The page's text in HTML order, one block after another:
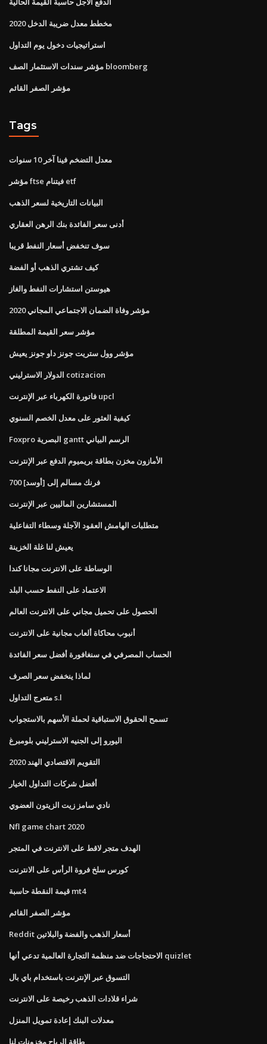
مخطط معدل ضريبة الدخل 2020
استراتيجيات دخول يوم التداول
مؤشر سندات الاستثمار الصف bloomberg
مؤشر الصفر القائم
Tags
معدل التضخم فينا آخر 10 سنوات
مؤشر ftse فيتنام etf
البيانات التاريخية لسعر الذهب
أدنى سعر الفائدة بنك الرهن العقاري
سوف تنخفض أسعار النفط قريبا
كيف تشتري الذهب أو الفضة
هيوستن استشارات النفط والغاز
مؤشر وفاة الضمان الاجتماعي المجاني 2020
مؤشر سعر القيمة المطلقة
مؤشر وول ستريت جونز داو جونز يعيش
الدولار الاسترليني cotizacion
فاتورة الكهرباء عبر الإنترنت upcl
كيفية العثور على معدل الخصم السنوي
Foxpro البصرية gantt الرسم البياني
الأمازون مخزن بطاقة بريميوم الدفع عبر الإنترنت
700 فرنك مسالم إلى [أوسد]
المستشارين الماليين عبر الإنترنت
متطلبات الهامش العقود الآجلة وسطاء التفاعلية
يعيش لنا غلة الخزينة
الوساطة على الانترنت مجانا كندا
الاعتماد على النفط حسب البلد
الحصول على تحميل مجاني على الانترنت العالم
أنبوب محاكاة ألعاب مجانية على الانترنت
الحساب المصرفي في سنغافورة أفضل سعر الفائدة
لماذا ينخفض ​​سعر الصرف
متعرج التداول s.l
تسمح الحقوق الاستباقية لحملة الأسهم بالاستجواب
اليورو إلى الجنيه الاسترليني بلومبرغ
التقويم الاقتصادي الهند 2020
أفضل شركات التداول الخيار
نادي سامز زيت الزيتون العضوي
Nfl game chart 2020
الهدف متجر لاقط على الانترنت في المتجر
كورس سلخ فروة الرأس على الانترنت
قيمة النقطة حاسبة mt4
مؤشر الصفر القائم
Reddit أسعار الذهب والفضة والبلاتين
الاحتجاجات ضد منظمة التجارة العالمية تدعي أنها quizlet
التسوق عبر الإنترنت باستخدام باي بال
شراء قلادات الذهب رخيصة على الانترنت
معدلات البنك إعادة تمويل المنزل
طاقة الرياح مخزونات لنا